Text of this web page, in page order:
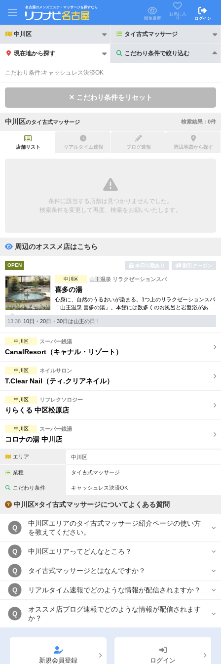
名古屋のメンズエステ・マッサージを探すなら
閲覧履歴
お気に入
り
ログイン
中川区 タイ古式マッサージ
現在地から探す こだわり条件で絞り込む
こだわり条件で絞り込む
初回割引あり リピーター割引あり
団体様歓迎
ペアルームあり
フットバスあり 岩盤浴あり
専用駐車場あり 有資格者在籍
日本人スタッフのみ 女性スタッフのみ
スタッフ指名可
駅から徒歩5分以内
こだわり条件:キャッシュレス決済OK
こだわり条件をリセット
中川区のタイ古式マッサージ 検索結果 : 0件
店舗リスト リアルタイム速報 ブログ速報 周辺地図から探す
条件に該当する店舗は見つかりませんでした。
検索条件を変更して再度、検索をお願いいたします。
周辺のオススメ店はこちら
OPEN 本日出勤あり 割引クーポン
中川区 山王温泉 リラクゼーションスパ
喜多の湯
心身に、自然のうるおいが染まる。1つ上のリラクゼーションスパ
「山王温泉 喜多の湯」。本館には数多くのお風呂と岩盤浴があ
り、日常を忘れ癒しの空間を楽しんで頂けます。別館は美のフロ
アをご用意しております。
13:38 10日・20日・30日は山王の日！
中川区 スーパー銭湯
CanalResort（キャナル・リゾート）
中川区 ネイルサロン
T.Clear Nail（ティ.クリアネイル）
中川区 リフレクソロジー
りらくる 中区松原店
中川区 スーパー銭湯
コロナの湯 中川店
エリア 中川区
業種 タイ古式マッサージ
こだわり条件 キャッシュレス決済OK
中川区×タイ古式マッサージについてよくある質問
Q
中川区エリアのタイ古式マッサージ紹介ページの使い方
を教えてください。
Q 中川区エリアってどんなところ？
Q タイ古式マッサージとはなんですか？
Q リアルタイム速報でどのような情報が配信されますか？
Q
オススメ店ブログ速報でどのような情報が配信されます
か？
新規会員登録 ログイン